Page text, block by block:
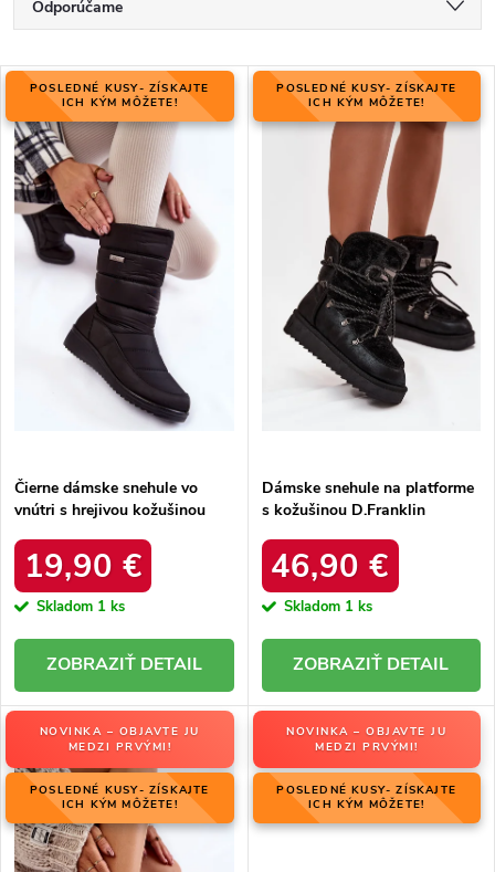
a
d
n
i
e
p
Odporúčame
Najdrahšie
Najpredávanejšie
Abecedne
V
p
i
s
p
POSLEDNÉ KUSY- ZÍSKAJTE
ICH KÝM MÔŽETE!
Čierne dámske snehule vo
vnútri s hrejivou kožušinou
BLACK
19,90 €
Skladom 1 ks
DETAIL
POSLEDNÉ KUSY- ZÍSKAJTE
ICH KÝM MÔŽETE!
Dámske snehule na platforme
s kožušinou D.Franklin
46,90 €
Skladom 1 ks
DETAIL
NOVINKA – OBJAVTE JU
MEDZI PRVÝMI!
POSLEDNÉ KUSY- ZÍSKAJTE
ICH KÝM MÔŽETE!
NOVINKA – OBJAVTE JU
MEDZI PRVÝMI!
POSLEDNÉ KUSY- ZÍSKAJTE
ICH KÝM MÔŽETE!